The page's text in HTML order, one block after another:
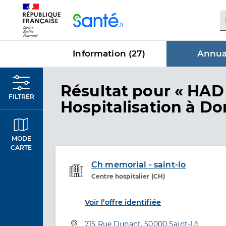
Information (27)
FILTRER
MODE
CARTE
Résultat dans
pour «
Hospitalisation à
Ch memorial - saint-lo
Centre hospitalier (CH)
Etablissement de soins
Voir l’offre identifiée
Adresse
715 Rue Dunant, 50000 Saint-Lô
Panneau de gestion des cookies